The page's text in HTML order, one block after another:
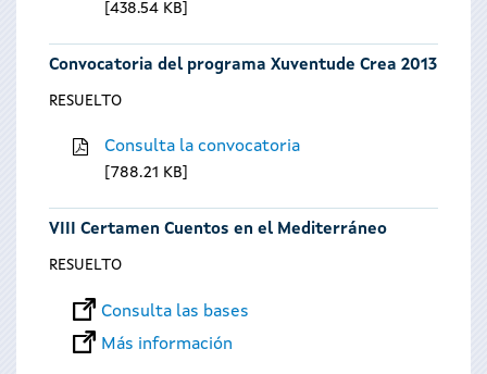
438.54 KB
Convocatoria del programa Xuventude Crea 2013
RESUELTO
Consulta la convocatoria
788.21 KB
VIII Certamen Cuentos en el Mediterráneo
RESUELTO
Consulta las bases
Más información